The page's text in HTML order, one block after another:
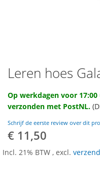
Ga
naar
het
begin
van
de
afbeeldingen-
gallerij
Leren hoes
Op werkdagen voor
verzonden met PostNL.
Schrijf de eerste review over dit
€ 11,50
Incl. 21% BTW , excl.